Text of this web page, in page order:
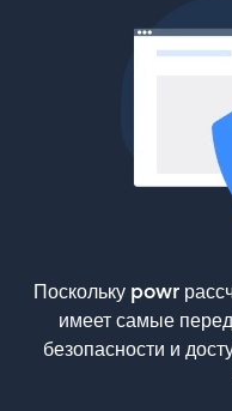
Поскольку powr
имеет самые
безопасности и